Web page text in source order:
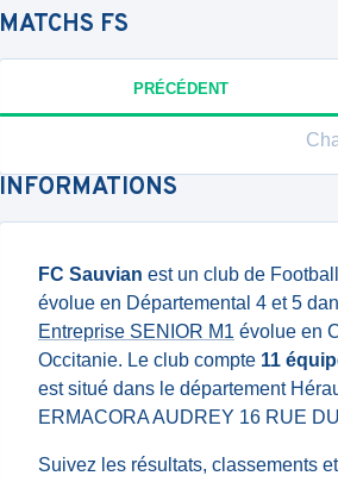
MATCHS FS
PRÉCÉDENT
INFORMATIONS
FC Sauvian est un club de
évolue en Départemental 4 et 5
Entreprise SENIOR M1 évolue en
Occitanie. Le club compte 11
est situé dans le département
ERMACORA AUDREY 16 RUE
Suivez les résultats, classements